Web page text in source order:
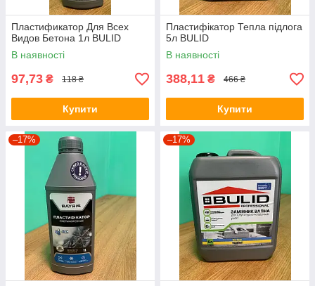
Пластификатор Для Всех
Видов Бетона 1л BULID
В наявності
97,73 ₴ 118 ₴
Купити
Пластифікатор Тепла підлога
5л BULID
В наявності
388,11 ₴ 466 ₴
Купити
–17% –17%